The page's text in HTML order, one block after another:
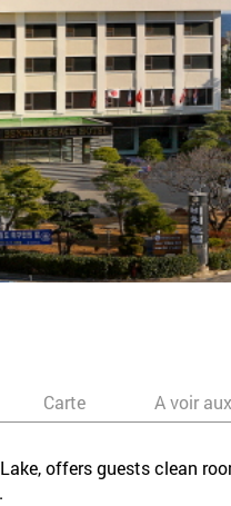
Carte A voir
offers guests clean